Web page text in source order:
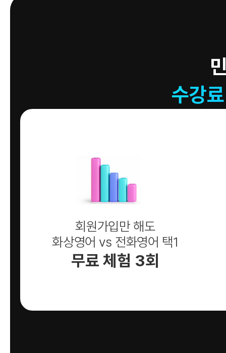
수강
회원가입만 해도
화상영어 vs 전화영어 택1
무료 체험 3회